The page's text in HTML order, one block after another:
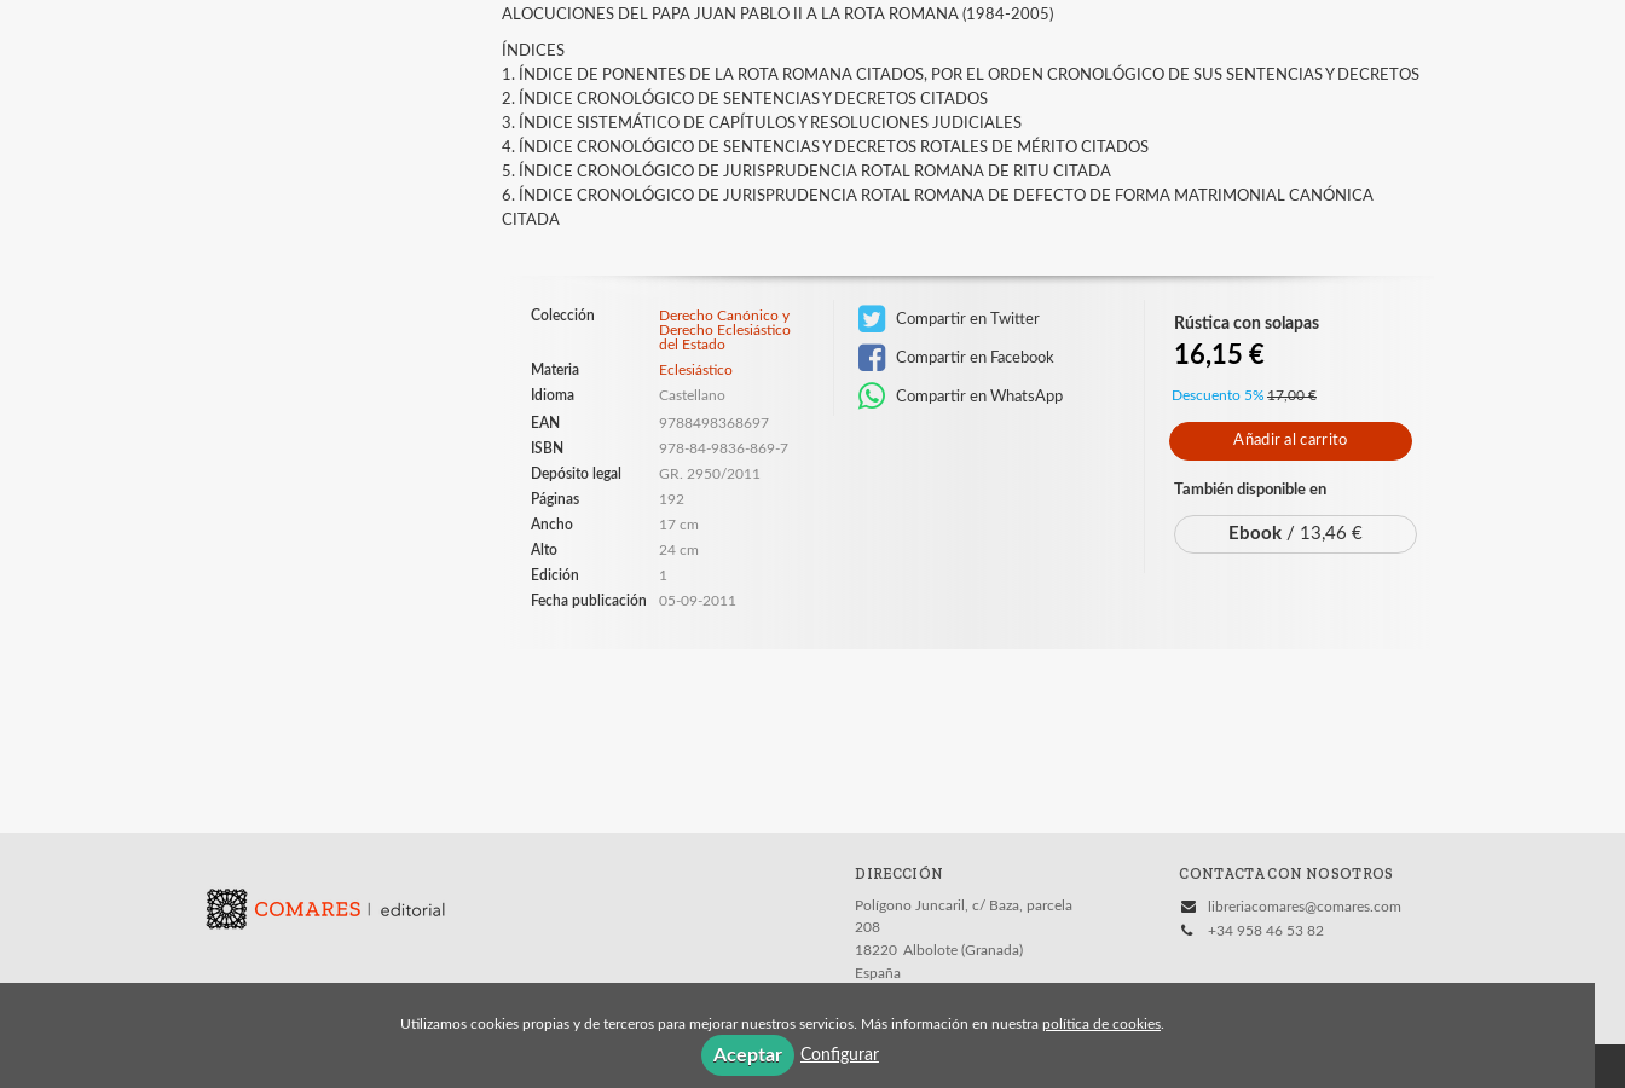
ALOCUCIONES DEL PAPA JUAN PABLO II A LA ROTA ROMANA (1984-2005)
ÍNDICES
1. ÍNDICE DE PONENTES DE LA ROTA ROMANA CITADOS, POR EL ORDEN CRONOLÓGICO DE SUS SENTENCIAS Y DECRETOS
2. ÍNDICE CRONOLÓGICO DE SENTENCIAS Y DECRETOS CITADOS
3. ÍNDICE SISTEMÁTICO DE CAPÍTULOS Y RESOLUCIONES JUDICIALES
4. ÍNDICE CRONOLÓGICO DE SENTENCIAS Y DECRETOS ROTALES DE MÉRITO CITADOS
5. ÍNDICE CRONOLÓGICO DE JURISPRUDENCIA ROTAL ROMANA DE RITU CITADA
6. ÍNDICE CRONOLÓGICO DE JURISPRUDENCIA ROTAL ROMANA DE DEFECTO DE FORMA MATRIMONIAL CANÓNICA
CITADA
Colección
Derecho Canónico y
Derecho Eclesiástico
del Estado
Materia
Eclesiástico
Idioma
Castellano
EAN
9788498368697
ISBN
978-84-9836-869-7
Depósito legal
GR. 2950/2011
Páginas
192
Ancho
17 cm
Alto
24 cm
Edición
1
Fecha publicación
05-09-2011
Compartir en Twitter
Compartir en Facebook
Compartir en WhatsApp
Rústica con solapas
16,15 €
Descuento 5% 17,00 €
Añadir al carrito
También disponible en
Ebook/ 13,46 €
DIRECCIÓN
Polígono Juncaril, c/ Baza, parcela
208
18220 Albolote (Granada)
España
CONTACTA CON NOSOTROS
libreriacomares@comares.com
+34 958 46 53 82
Utilizamos cookies propias y de terceros para mejorar nuestros servicios. Más información en nuestra política de cookies
Aceptar Configurar